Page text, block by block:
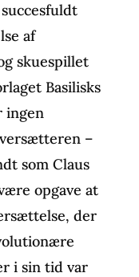
af
skuespillet
Basilisks
ingen
–
som Claus
opgave at
der
i sin tid var